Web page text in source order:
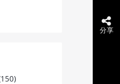
分享